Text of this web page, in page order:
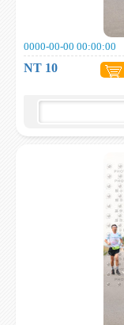
0000-00-00 00:00:00
NT 10